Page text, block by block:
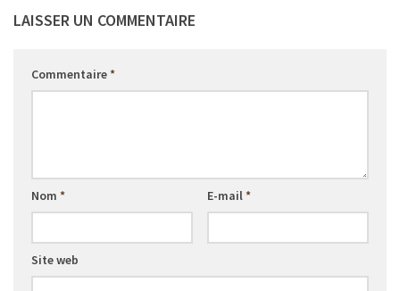
LAISSER UN COMMENTAIRE
Commentaire*
Nom * E-mail*
Site web